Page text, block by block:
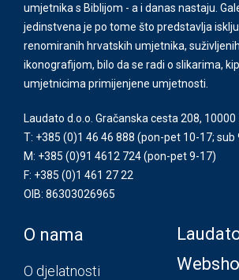
umjetnika s Biblijom - a i danas nastaju.
jedinstvena je po tome što predstavlja
renomiranih hrvatskih umjetnika,
ikonografijom, bilo da se radi o slikarima,
umjetnicima primijenjene umjetnosti.
Laudato d.o.o. Gračanska cesta 208, 10000
T: +385 (0)1 46 46 888 (pon-pet 10-17; sub
M: +385 (0)91 4612 724(pon-pet 9-17)
F: +385 (0)1 461 27 22
OIB: 86303026965
O nama
O djelatnosti